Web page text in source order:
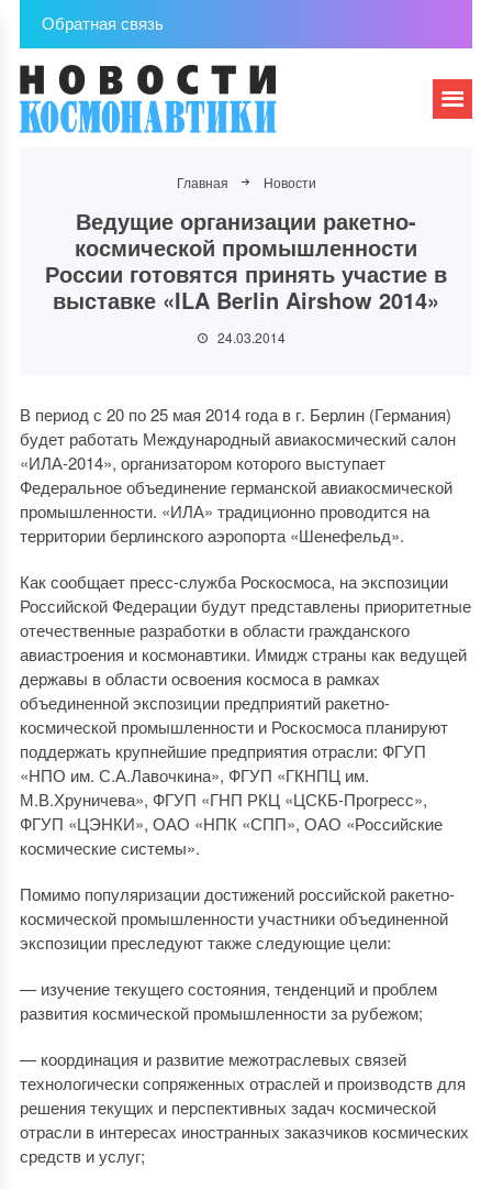
Обратная связь
Главная Новости
Ведущие организации ракетно-
космической промышленности
России готовятся принять участие в
выставке «ILA Berlin Airshow 2014»
24.03.2014
В период с 20 по 25 мая 2014 года в г. Берлин (Германия)
будет работать Международный авиакосмический салон
«ИЛА-2014», организатором которого выступает
Федеральное объединение германской авиакосмической
промышленности. «ИЛА» традиционно проводится на
территории берлинского аэропорта «Шенефельд».
Как сообщает пресс-служба Роскосмоса, на экспозиции
Российской Федерации будут представлены приоритетные
отечественные разработки в области гражданского
авиастроения и космонавтики. Имидж страны как ведущей
державы в области освоения космоса в рамках
объединенной экспозиции предприятий ракетно-
космической промышленности и Роскосмоса планируют
поддержать крупнейшие предприятия отрасли: ФГУП
«НПО им. С.А.Лавочкина», ФГУП «ГКНПЦ им.
М.В.Хруничева», ФГУП «ГНП РКЦ «ЦСКБ-Прогресс»,
ФГУП «ЦЭНКИ», ОАО «НПК «СПП», ОАО «Российские
космические системы».
Помимо популяризации достижений российской ракетно-
космической промышленности участники объединенной
экспозиции преследуют также следующие цели:
— изучение текущего состояния, тенденций и проблем
развития космической промышленности за рубежом;
— координация и развитие межотраслевых связей
технологически сопряженных отраслей и производств для
решения текущих и перспективных задач космической
отрасли в интересах иностранных заказчиков космических
средств и услуг;